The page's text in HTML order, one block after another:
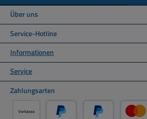
Über uns
Service-Hotline
Informationen
Service
Zahlungsarten
Vorkasse